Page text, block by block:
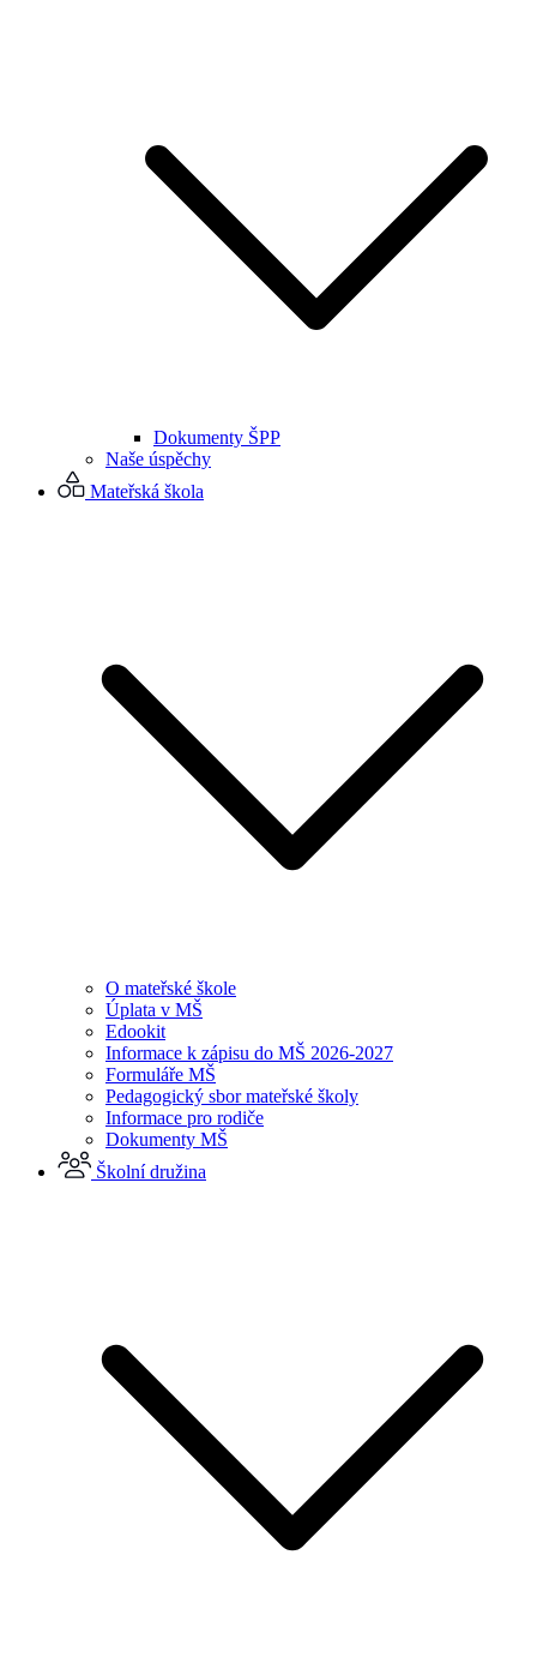
Dokumenty ŠPP
Naše úspěchy
Mateřská škola
O mateřské škole
Úplata v MŠ
Edookit
Informace k zápisu do MŠ 2026-2027
Formuláře MŠ
Pedagogický sbor mateřské školy
Informace pro rodiče
Dokumenty MŠ
Školní družina